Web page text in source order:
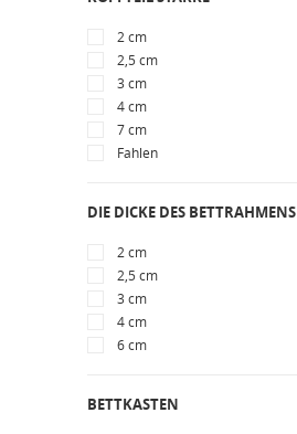
2 cm
2,5 cm
3 cm
4 cm
7 cm
Fahlen
DIE DICKE DES BETTRAHMENS
2 cm
2,5 cm
3 cm
4 cm
6 cm
BETTKASTEN